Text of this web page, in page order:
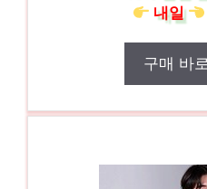
내일
구매 바